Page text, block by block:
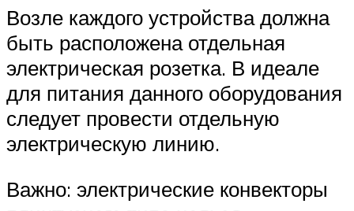
Возле каждого устройства должна
быть расположена отдельная
электрическая розетка. В идеале
для питания данного оборудования
следует провести отдельную
электрическую линию.
Важно: электрические конвекторы